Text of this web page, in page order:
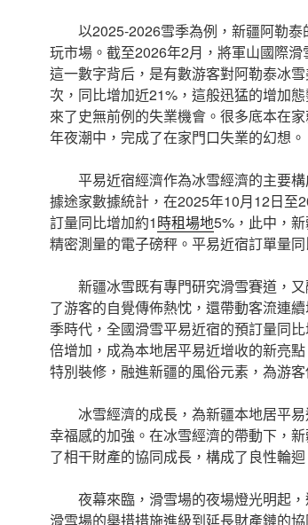
以2025-2026雪季為例，新疆阿勒
玩市場。截至2026年2月，將軍山國際
這一數字背后，是有數游客對阿勒泰冰
次，同比增加近21%，這般迅猛的增加
來了史無前例的失業機會。很多底本在
年夜潮中，完成了在家門口失業的幻想。
平易近宿經濟作為冰雪經濟的主要
據途家數據統計，在2025年10月12日至
訂量同比增加約1時租場地5%，此中，
精密測量的電子磅秤。平易近宿訂單量同
新疆冰雪既有專門研究滑雪賽道，
了游客的自覺傳佈熱忱，還帶動客流連
季時代，全國滑雪平易近宿的預訂量同
倍增加，成為本地居平易近增收的新亮
特別裝修，融進新疆的風俗元素，為游
冰雪經濟的成長，為新疆本地居平
幸福感的加強。在冰雪經濟的帶動下，
了相干財產的協同成長，構成了良性輪迴
夜幕來臨，滑雪場的夜場燈光明起
滑雪場的舉措措施進級到延長財產鏈的